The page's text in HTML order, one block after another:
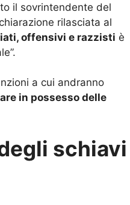
il sovrintendente del
rilasciata al
offensivi e razzisti è
a cui andranno
in possesso delle
schiavi